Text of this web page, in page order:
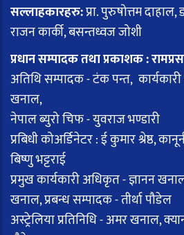
सल्लाहकारहरु:प्रा. पुरुषोत्तम
राजन कार्की, बसन्तध्वज जोशी
प्रधान सम्पादक तथा प्रकाशक :
अतिथि सम्पादक - टंक पन्त,
खनाल,
नेपाल ब्युरो चिफ - युवराज भण्डारी
प्रबिधी कोअर्डिनेटर : ई कुमार श्रेष्ठ,
बिष्णु भट्टराई
प्रमुख कार्यकारी अधिकृत - ज्ञानन
खनाल, प्रबन्ध सम्पादक - तीर्था पौडेल
अस्ट्रेलिया प्रतिनिधि - अमर खनाल,